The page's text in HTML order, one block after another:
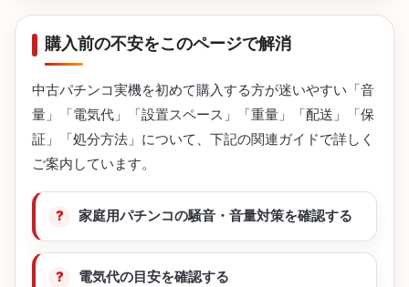
購入前の不安をこのページで解消
中古パチンコ実機を初めて購入する方が迷いやすい「音
量」「電気代」「設置スペース」「重量」「配送」「保
証」「処分方法」について、下記の関連ガイドで詳しく
ご案内しています。
家庭用パチンコの騒音・音量対策を確認する
電気代の目安を確認する